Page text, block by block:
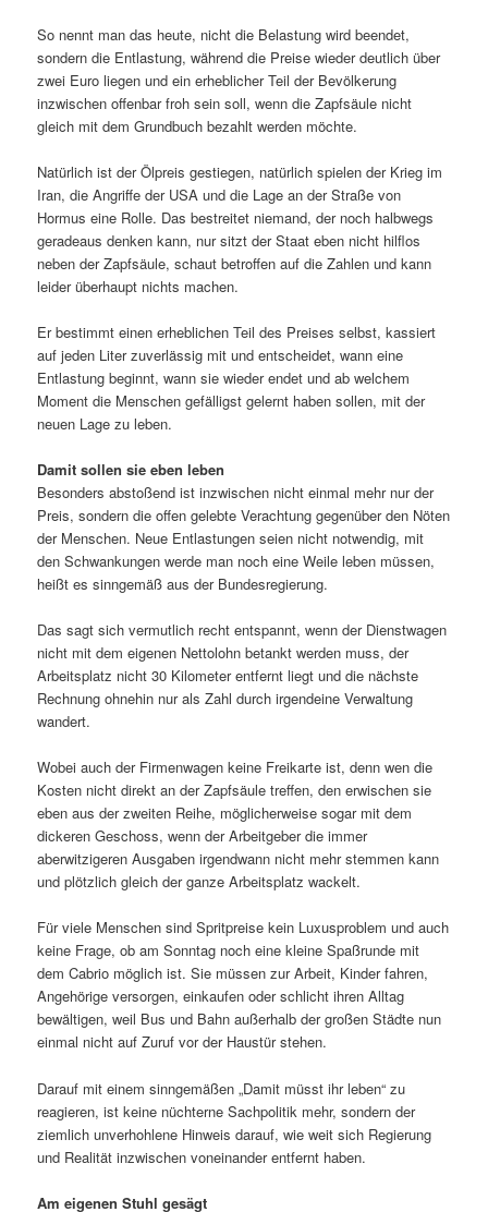
So nennt man das heute, nicht die Belastung wird beendet,
sondern die Entlastung, während die Preise wieder deutlich über
zwei Euro liegen und ein erheblicher Teil der Bevölkerung
inzwischen offenbar froh sein soll, wenn die Zapfsäule nicht
gleich mit dem Grundbuch bezahlt werden möchte.
Natürlich ist der Ölpreis gestiegen, natürlich spielen der Krieg im
Iran, die Angriffe der USA und die Lage an der Straße von
Hormus eine Rolle. Das bestreitet niemand, der noch halbwegs
geradeaus denken kann, nur sitzt der Staat eben nicht hilflos
neben der Zapfsäule, schaut betroffen auf die Zahlen und kann
leider überhaupt nichts machen.
Er bestimmt einen erheblichen Teil des Preises selbst, kassiert
auf jeden Liter zuverlässig mit und entscheidet, wann eine
Entlastung beginnt, wann sie wieder endet und ab welchem
Moment die Menschen gefälligst gelernt haben sollen, mit der
neuen Lage zu leben.
Damit sollen sie eben leben
Besonders abstoßend ist inzwischen nicht einmal mehr nur der
Preis, sondern die offen gelebte Verachtung gegenüber den Nöten
der Menschen. Neue Entlastungen seien nicht notwendig, mit
den Schwankungen werde man noch eine Weile leben müssen,
heißt es sinngemäß aus der Bundesregierung.
Das sagt sich vermutlich recht entspannt, wenn der Dienstwagen
nicht mit dem eigenen Nettolohn betankt werden muss, der
Arbeitsplatz nicht 30 Kilometer entfernt liegt und die nächste
Rechnung ohnehin nur als Zahl durch irgendeine Verwaltung
wandert.
Wobei auch der Firmenwagen keine Freikarte ist, denn wen die
Kosten nicht direkt an der Zapfsäule treffen, den erwischen sie
eben aus der zweiten Reihe, möglicherweise sogar mit dem
dickeren Geschoss, wenn der Arbeitgeber die immer
aberwitzigeren Ausgaben irgendwann nicht mehr stemmen kann
und plötzlich gleich der ganze Arbeitsplatz wackelt.
Für viele Menschen sind Spritpreise kein Luxusproblem und auch
keine Frage, ob am Sonntag noch eine kleine Spaßrunde mit
dem Cabrio möglich ist. Sie müssen zur Arbeit, Kinder fahren,
Angehörige versorgen, einkaufen oder schlicht ihren Alltag
bewältigen, weil Bus und Bahn außerhalb der großen Städte nun
einmal nicht auf Zuruf vor der Haustür stehen.
Darauf mit einem sinngemäßen „Damit müsst ihr leben“ zu
reagieren, ist keine nüchterne Sachpolitik mehr, sondern der
ziemlich unverhohlene Hinweis darauf, wie weit sich Regierung
und Realität inzwischen voneinander entfernt haben.
Am eigenen Stuhl gesägt